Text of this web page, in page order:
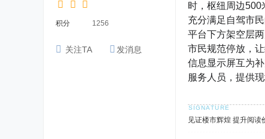
积分 1256
关注TA 发消息
时，枢纽周边500
充分满足自驾市
平台下方架空层
市民规范停放，
信息显示屏互为
服务人员，提供
见证楼市辉煌 提升阅读